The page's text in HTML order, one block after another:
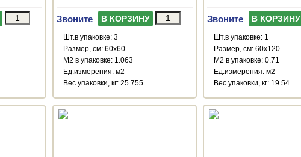
Звоните В КОРЗИНУ
Шт.в упаковке: 3
Размер, см: 60x60
М2 в упаковке: 1.063
Ед.измерения: м2
Веc упаковки, кг: 25.755
Звоните В КОРЗИНУ
Шт.в упаковке: 1
Размер, см: 60x120
М2 в упаковке: 0.71
Ед.измерения: м2
Веc упаковки, кг: 19.54